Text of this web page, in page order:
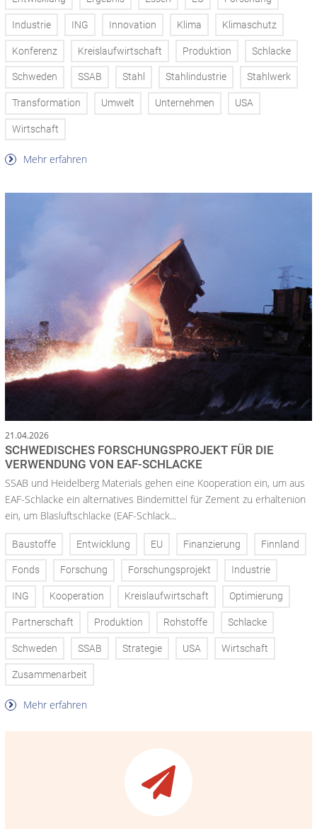
Industrie ING Innovation Klima Klimaschutz
Konferenz Kreislaufwirtschaft Produktion Schlacke
Schweden SSAB Stahl Stahlindustrie Stahlwerk
Transformation Umwelt Unternehmen USA
Wirtschaft
Mehr erfahren
21.04.2026
SCHWEDISCHES FORSCHUNGSPROJEKT FÜR DIE
VERWENDUNG VON EAF-SCHLACKE
SSAB und Heidelberg Materials gehen eine Kooperation ein, um aus
EAF-Schlacke ein alternatives Bindemittel für Zement zu erhaltenion
ein, um Blasluftschlacke (EAF-Schlack...
Baustoffe Entwicklung EU Finanzierung Finnland
Fonds Forschung Forschungsprojekt Industrie
ING Kooperation Kreislaufwirtschaft Optimierung
Partnerschaft Produktion Rohstoffe Schlacke
Schweden SSAB Strategie USA Wirtschaft
Zusammenarbeit
Mehr erfahren